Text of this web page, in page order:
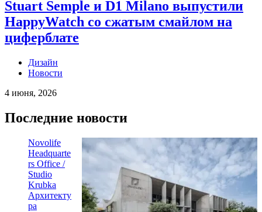
Stuart Semple и D1 Milano выпустили
HappyWatch со сжатым смайлом на
циферблате
Дизайн
Новости
4 июня, 2026
Последние новости
Novolife
Headquarte
rs Office /
Studio
Krubka
Архитекту
ра